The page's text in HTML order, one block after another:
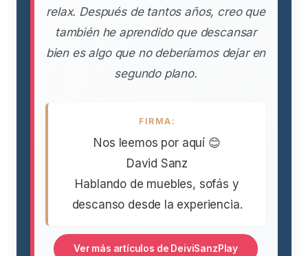
relax. Después de tantos años, creo que
también he aprendido que descansar
bien es algo que no deberíamos dejar en
segundo plano.
FIRMA:
Nos leemos por aquí 😊
David Sanz
Hablando de muebles, sofás y
descanso desde la experiencia.
Ver más artículos de DeiviSanzPlay